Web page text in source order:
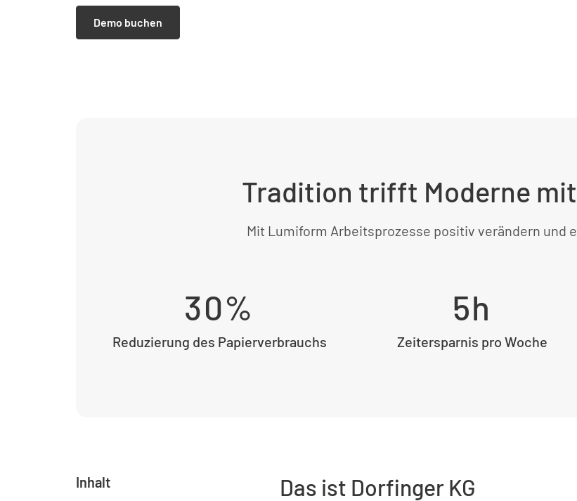
Demo buchen
Tradition trifft Moderne
Mit Lumiform Arbeitsprozesse positiv verändern und
30%
Reduzierung des Papierverbrauchs
5h
Zeitersparnis pro Woche
Inhalt Das ist Dorfinger KG